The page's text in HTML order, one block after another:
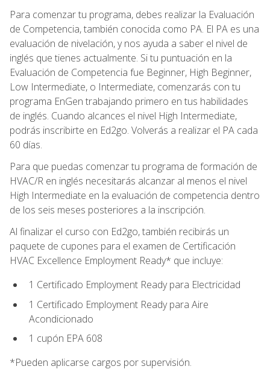
Para comenzar tu programa, debes realizar la Evaluación
de Competencia, también conocida como PA. El PA es una
evaluación de nivelación, y nos ayuda a saber el nivel de
inglés que tienes actualmente. Si tu puntuación en la
Evaluación de Competencia fue Beginner, High Beginner,
Low Intermediate, o Intermediate, comenzarás con tu
programa EnGen trabajando primero en tus habilidades
de inglés. Cuando alcances el nivel High Intermediate,
podrás inscribirte en Ed2go. Volverás a realizar el PA cada
60 días.
Para que puedas comenzar tu programa de formación de
HVAC/R en inglés necesitarás alcanzar al menos el nivel
High Intermediate en la evaluación de competencia dentro
de los seis meses posteriores a la inscripción.
Al finalizar el curso con Ed2go, también recibirás un
paquete de cupones para el examen de Certificación
HVAC Excellence Employment Ready* que incluye:
1 Certificado Employment Ready para Electricidad
1 Certificado Employment Ready para Aire
Acondicionado
1 cupón EPA 608
*Pueden aplicarse cargos por supervisión.